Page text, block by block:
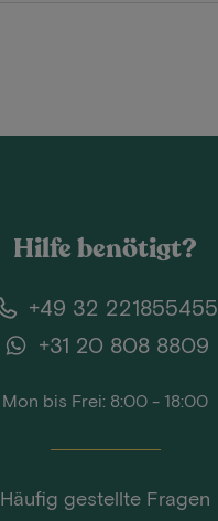
Hilfe benötigt?
+49 32 221855455
+31 20 808 8809
Mon bis Frei: 8:00 - 18:00
Häufig gestellte Fragen